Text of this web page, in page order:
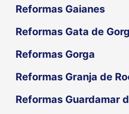
Reformas Gaianes
Reformas Gata de
Reformas Gorga
Reformas Granja de
Reformas Guardamar